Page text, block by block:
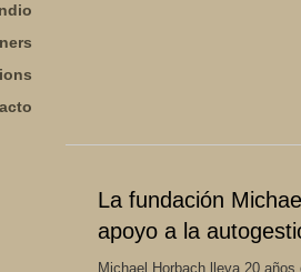
La fundación
apoyo a la
Michael Horbach lleva 20